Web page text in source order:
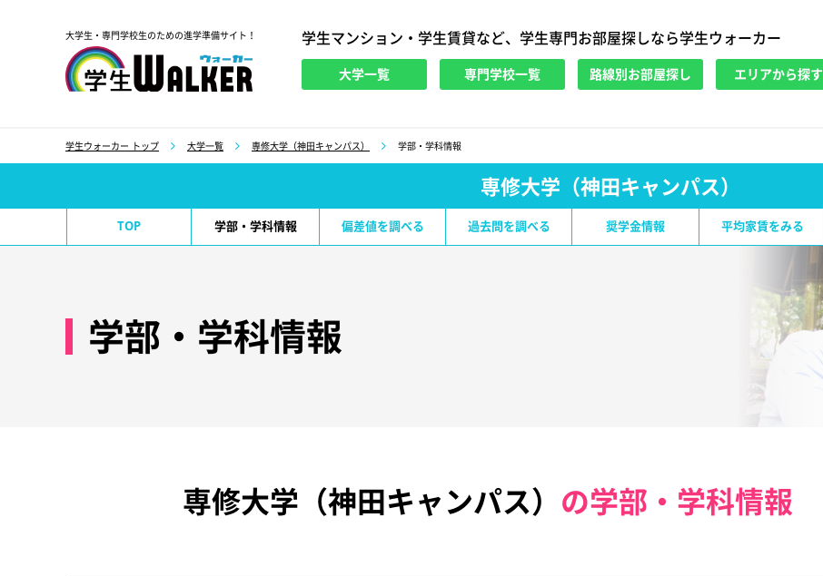
大学生・専門学校生のための進学準備サイト！ 学生マンション・学生賃貸など、学生専門お部屋探しなら学生ウォーカー
大学一覧 専門学校一覧 路線別お部屋探し エリアから探す
学生ウォーカー トップ 大学一覧 専修大学（神田キャンパス） 学部・学科情報
専修大学（神田キャンパス）
TOP 学部・学科情報 偏差値を調べる 過去問を調べる 奨学金情報 平均家賃をみる
学部・学科情報
専修大学（神田キャンパス） の学部・学科情報